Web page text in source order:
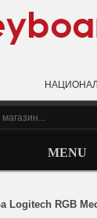
MENU
Logitech RGB